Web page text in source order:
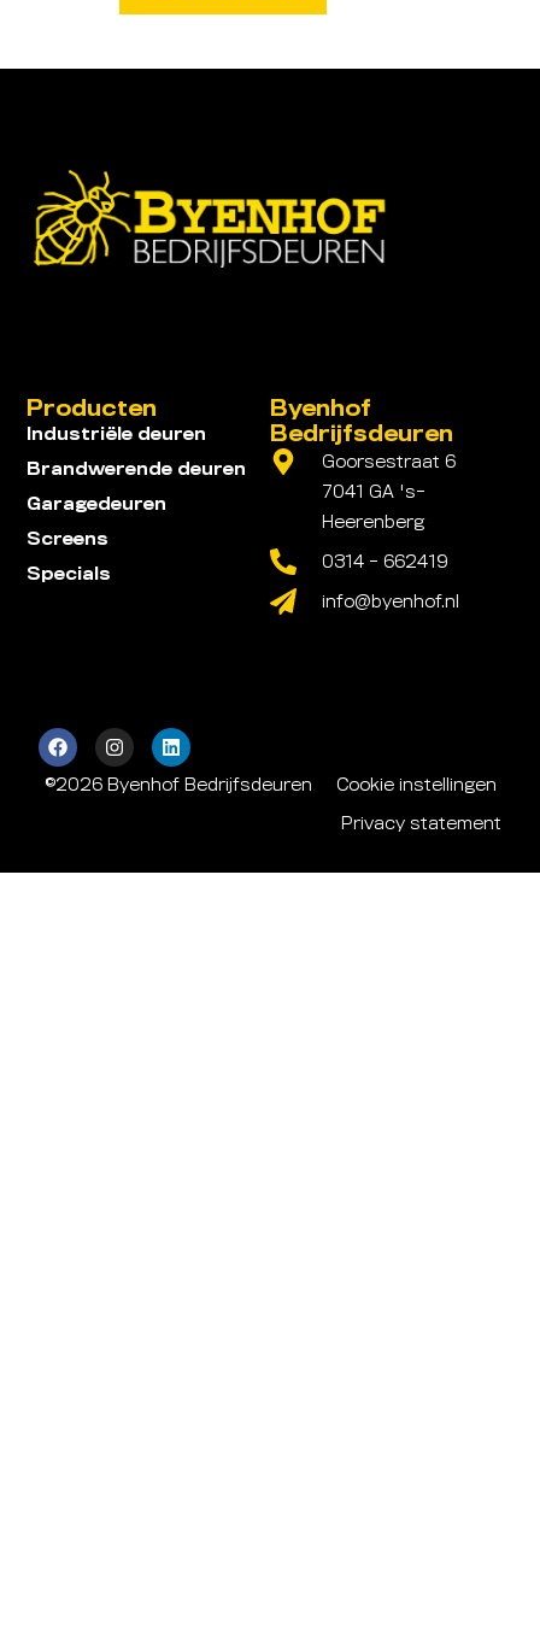
Byenhof
Bedrijfsdeuren
Goorsestraat 6
7041 GA 's-
Heerenberg
0314 - 662419
info@byenhof.nl
Producten
Industriële deuren
Brandwerende deuren
Garagedeuren
Screens
Specials
©2026 Byenhof Bedrijfsdeuren Cookie instellingen
Privacy statement